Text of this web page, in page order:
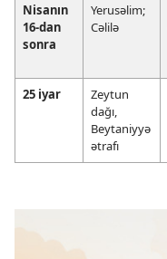
Nisanın
16-dan
sonra
Yerusəlim;
Cəlilə
25 iyar
Zeytun
dağı,
Beytaniyyə
ətrafı